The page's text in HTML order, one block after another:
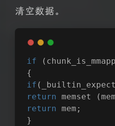
清空数据。
if
{
if
return memset
return mem;
}